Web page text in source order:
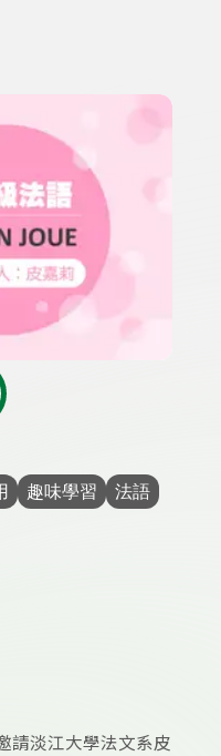
持人或關鍵字
趣味學習
法語
請淡江大學法文系皮